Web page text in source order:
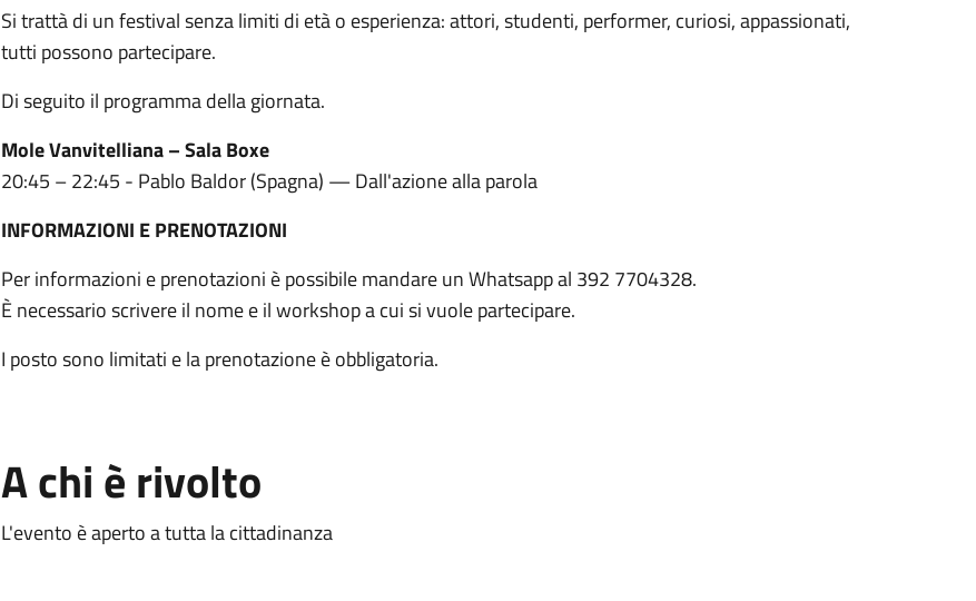
Si trattà di un festival senza limiti di età o esperienza: attori, studenti, performer, curiosi, appassionati,
tutti possono partecipare.
Di seguito il programma della giornata.
Mole Vanvitelliana – Sala Boxe
20:45 – 22:45 - Pablo Baldor (Spagna) — Dall'azione alla parola
INFORMAZIONI E PRENOTAZIONI
Per informazioni e prenotazioni è possibile mandare un Whatsapp al 392 7704328.
È necessario scrivere il nome e il workshop a cui si vuole partecipare.
I posto sono limitati e la prenotazione è obbligatoria.
A chi è rivolto
L'evento è aperto a tutta la cittadinanza